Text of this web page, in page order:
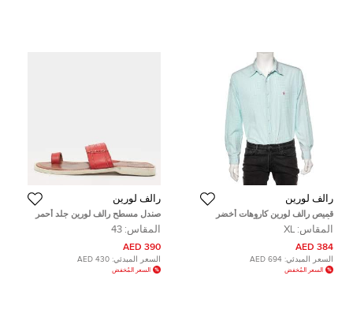
رالف لورين
قميص رالف لورين كاروهات أخضر
وأبيض بأكمام طويلة وأزرار مقاس كبير
جدًا - إكس لارج
المقاس: XL
384 AED
السعر المبدئي: 694 AED
السعر المُخفض
رالف لورين
صندل مسطح رالف لورين جلد أحمر
مقاس 43
المقاس: 43
390 AED
السعر المبدئي: 430 AED
السعر المُخفض